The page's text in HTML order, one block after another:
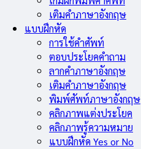
เติมคำภาษาอังกฤษ
แบบฝึกหัด
การใช้คำศัพท์
ตอบประโยคคำถาม
ลากคำภาษาอังกฤษ
เติมคำภาษาอังกฤษ
พิมพ์ศัพท์ภาษาอังกฤษ
คลิกภาพแต่งประโยค
คลิกภาพรู้ความหมาย
แบบฝึกหัด Yes or No